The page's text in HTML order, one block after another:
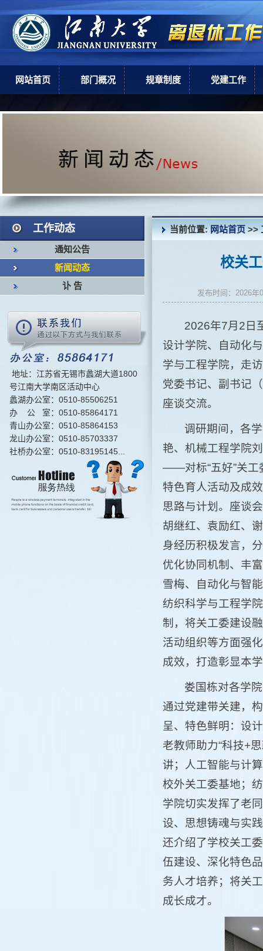
网站首页 部门概况
岗位职责
规章制度 党建工作
工作动态
通知公告
新闻动态
讣 告
地址：江苏省无锡市蠡湖大道1800
号江南大学南区活动中心
蠡湖办公室：0510-85506251
办 公 室：0510-85864171
青山办公室：0510-85864153
龙山办公室：0510-85703337
社桥办公室：0510-83195145...
当前位置:网站首页>>
校关
发布时间：2026
2026年7月2日
设计学院、自动化
学与工程学院，走
党委书记、副书记
座谈交流。
调研期间，各
艳、机械工程学院
——对标“五好”关工
特色育人活动及成
思路与计划。座谈
胡继红、袁励红、
身经历积极发言，
优化协同机制、丰
雪梅、自动化与智
纺织科学与工程学
制，将关工委建设
活动组织等方面强
成效，打造彰显本
娄国栋对各学
通过党建带关建，
呈、特色鲜明：设
老教师助力“科技+
讲；人工智能与计
校外关工委基地；
学院切实发挥了老
设、思想铸魂与实
还介绍了学校关工
伍建设、深化特色
务人才培养；将关
成长成才。